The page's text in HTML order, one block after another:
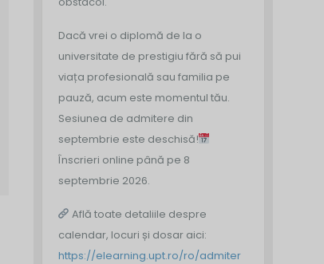
Dacă vrei o diplomă de la o
universitate de prestigiu fără să pui
viața profesională sau familia pe
pauză, acum este momentul tău.
Sesiunea de admitere din
septembrie este deschisă!
Înscrieri online până pe 8
septembrie 2026.
Află toate detaliile despre
calendar, locuri și dosar aici:
https://elearning.upt.ro/ro/admiter